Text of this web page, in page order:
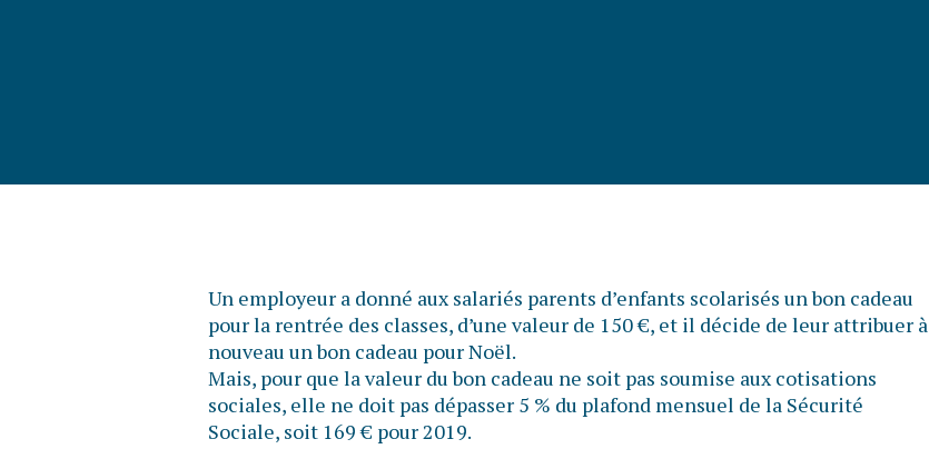
Un employeur a donné aux salariés parents d’enfants scolarisés un bon cadeau
pour la rentrée des classes, d’une valeur de 150 €, et il décide de leur attribuer à
nouveau un bon cadeau pour Noël.
Mais, pour que la valeur du bon cadeau ne soit pas soumise aux cotisations
sociales, elle ne doit pas dépasser 5 % du plafond mensuel de la Sécurité
Sociale, soit 169 € pour 2019.